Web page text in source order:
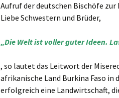
für das
Lesung &
Aufruf der deutschen Bischöfe
Liebe Schwestern und Brüder,
„Die Welt ist voller guter Ideen.
, so lautet das Leitwort der
afrikanische Land Burkina Faso
erfolgreich eine Landwirtschaft,